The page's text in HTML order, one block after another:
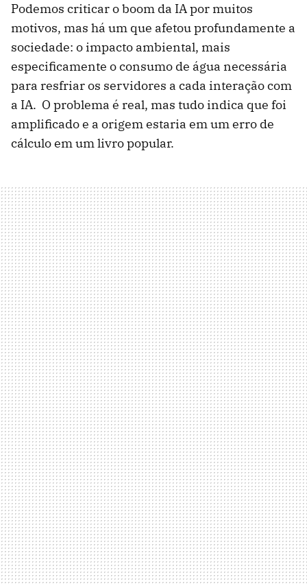
Podemos criticar o boom da IA ​​por muitos
motivos, mas há um que afetou profundamente a
sociedade: o impacto ambiental, mais
especificamente o consumo de água necessária
para resfriar os servidores a cada interação com
a IA. O problema é real, mas tudo indica que foi
amplificado e a origem estaria em um erro de
cálculo em um livro popular.